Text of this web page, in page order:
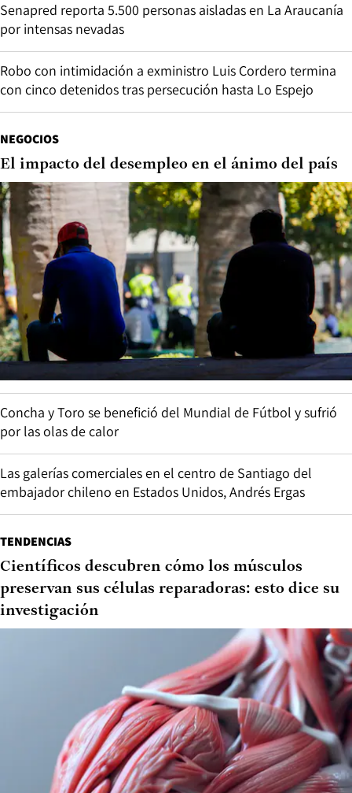
Senapred reporta 5.500 personas aisladas en La Araucanía
por intensas nevadas
Robo con intimidación a exministro Luis Cordero termina
con cinco detenidos tras persecución hasta Lo Espejo
NEGOCIOS
El impacto del desempleo en el ánimo del país
Concha y Toro se benefició del Mundial de Fútbol y sufrió
por las olas de calor
Las galerías comerciales en el centro de Santiago del
embajador chileno en Estados Unidos, Andrés Ergas
TENDENCIAS
Científicos descubren cómo los músculos
preservan sus células reparadoras: esto dice su
investigación